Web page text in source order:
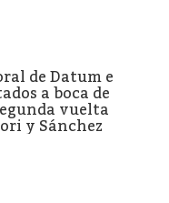
de Datum e
a boca de
vuelta
y Sánchez